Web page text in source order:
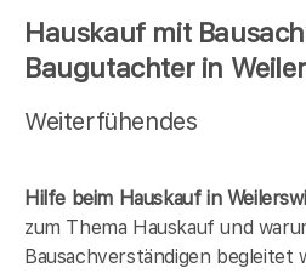
Hauskauf mit
Baugutachter in
Weiterfühendes
Hilfe beim Hauskauf in
zum Thema Hauskauf und
Bausachverständigen begleitet